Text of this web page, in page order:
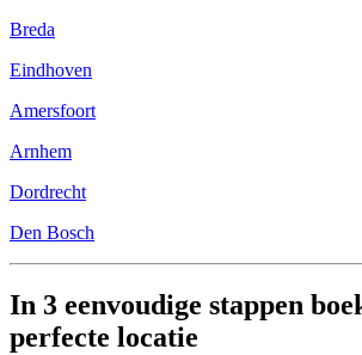
Breda
Eindhoven
Amersfoort
Arnhem
Dordrecht
Den Bosch
In 3 eenvoudige stappen
perfecte locatie